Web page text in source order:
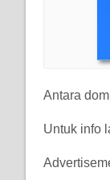
Antara
Untuk info